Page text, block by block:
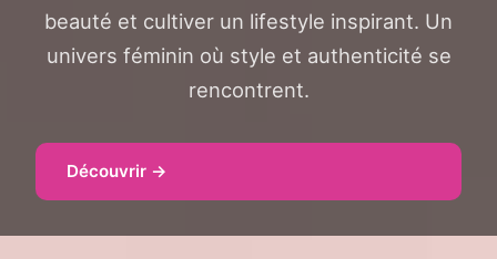
beauté et cultiver un lifestyle inspirant. Un
univers féminin où style et authenticité se
rencontrent.
Découvrir →